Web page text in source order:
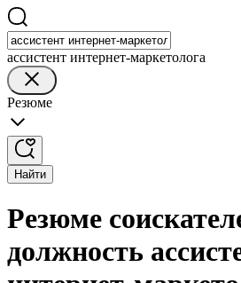
ассистент интернет-маркетолога
Резюме
Найти
Резюме
должность